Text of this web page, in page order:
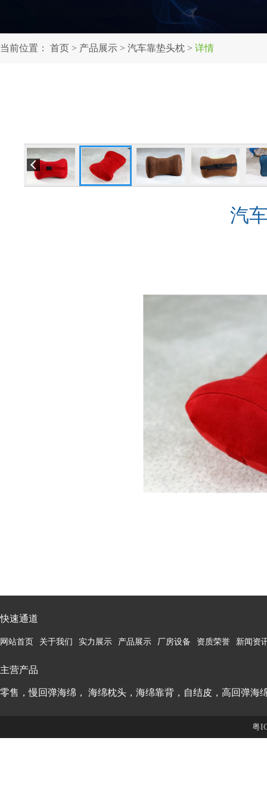
当前位置： 首页 > 产品展示 > 汽车靠垫头枕 > 详情
汽
快速通道
网站首页 关于我们 实力展示 产品展示 厂房设备 资质荣誉 新闻资
主营产品
零售，慢回弹海绵， 海绵枕头，海绵靠背，自结皮，高回弹海
粤